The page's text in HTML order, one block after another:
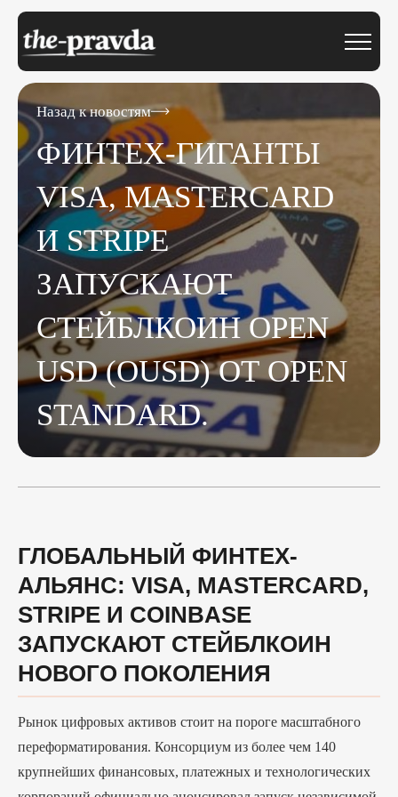
Назад к новостям
ФИНТЕХ-ГИГАНТЫ
VISA, MASTERCARD И
STRIPE ЗАПУСКАЮТ
СТЕЙБЛКОИН OPEN
USD (OUSD) ОТ OPEN
STANDARD.
VISA, MASTERCARD, STRIPE И
COINBASE ЗАПУСКАЮТ
СТЕЙБЛКОИН НОВОГО
ПОКОЛЕНИЯ
Рынок цифровых активов стоит на пороге
из более чем 140 крупнейших финансовых,
платежных и технологических корпораций
официально анонсировал запуск независимой